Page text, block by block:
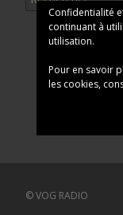
Confidentialité
continuant à
utilisation.
Pour en savoir
les cookies,
© VOG RADIO